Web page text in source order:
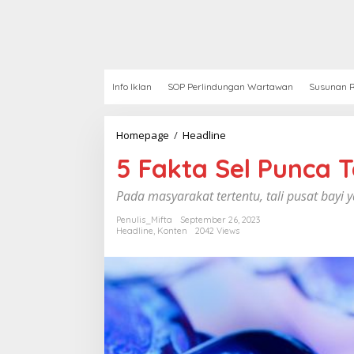
Info Iklan SOP Perlindungan Wartawan Susunan
Homepage / Headline
a
k
t
S
e
T
a
5 Fakta Sel Punca
Pada masyarakat tertentu, tali pusat bayi
Penulis_Mifta
September 26, 2023
Headline, Konten 2042 Views